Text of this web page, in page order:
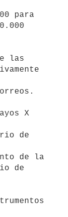
las
X
de la
de